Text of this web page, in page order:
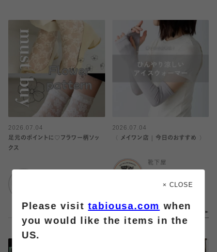
2026.07.04
足元のポイントに♡フラワー柄ソッ
クス
2026.07.04
〈 メイワン店｜今日のおすすめ 〉
靴下屋
× CLOSE
Please visittabiousa.com when
you would like the items in the
US.